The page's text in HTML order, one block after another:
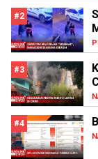
#2
#3
#4